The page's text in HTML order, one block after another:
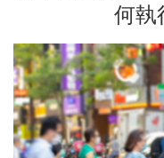
何執